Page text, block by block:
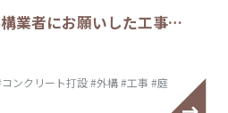
構業者にお願いした工事…
ンクリート打設#外構#工事 #庭